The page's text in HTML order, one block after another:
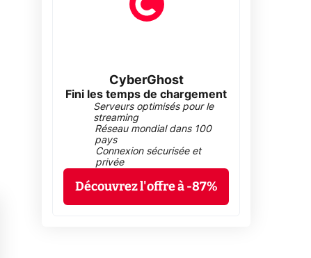
CyberGhost
Fini les temps de chargement
Serveurs optimisés pour le
streaming
Réseau mondial dans 100
pays
Connexion sécurisée et
privée
Découvrez l'offre à -87%